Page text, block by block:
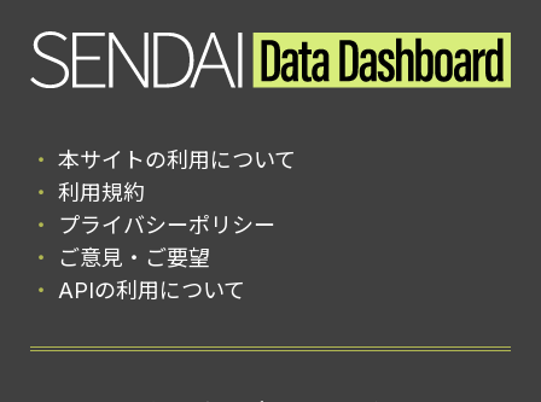
本サイトの利用について
利用規約
プライバシーポリシー
ご意見・ご要望
APIの利用について